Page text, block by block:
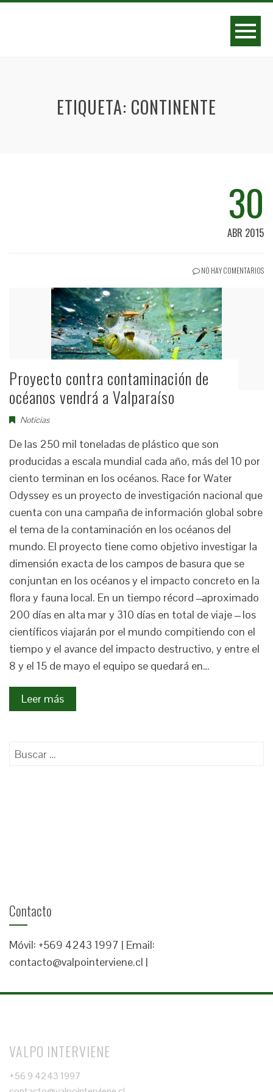
ETIQUETA: CONTINENTE
30
ABR 2015
NO HAY COMENTARIOS
Proyecto contra contaminación de
océanos vendrá a Valparaíso
Noticias
De las 250 mil toneladas de plástico que son
producidas a escala mundial cada año, más del 10 por
ciento terminan en los océanos. Race for Water
Odyssey es un proyecto de investigación nacional que
cuenta con una campaña de información global sobre
el tema de la contaminación en los océanos del
mundo. El proyecto tiene como objetivo investigar la
dimensión exacta de los campos de basura que se
conjuntan en los océanos y el impacto concreto en la
flora y fauna local. En un tiempo récord ̶ aproximado
200 días en alta mar y 310 días en total de viaje ̶ los
científicos viajarán por el mundo compitiendo con el
tiempo y el avance del impacto destructivo, y entre el
8 y el 15 de mayo el equipo se quedará en…
Leer más
Buscar:
Contacto
Móvil: +569 4243 1997 | Email:
contacto@valpointerviene.cl |
VALPO INTERVIENE
+56 9 4243 1997